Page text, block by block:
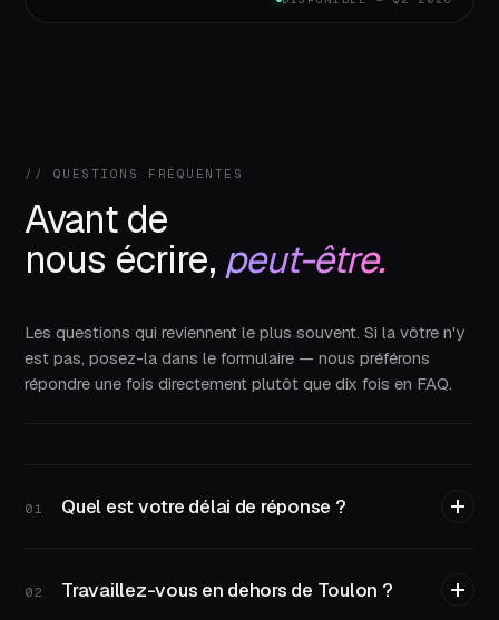
// QUESTIONS FRÉQUENTES
Avant de
nous écrire, peut-être.
Les questions qui reviennent le plus souvent. Si la vôtre n'y
est pas, posez-la dans le formulaire — nous préférons
répondre une fois directement plutôt que dix fois en FAQ.
01 Quel est votre délai de réponse ?
02 Travaillez-vous en dehors de Toulon ?